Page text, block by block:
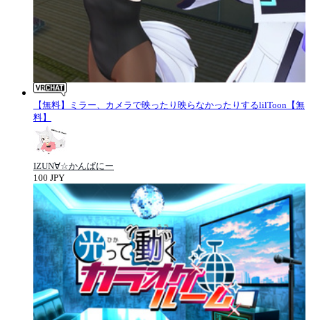
【無料】ミラー、カメラで映ったり映らなかったりするlilToon【無
料】
IZUN∀☆かんぱにー
100 JPY